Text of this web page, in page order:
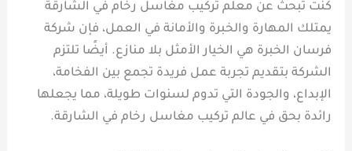
كنت تبحث عن معلم تركيب مغاسل رخام في الشارقة
يمتلك المهارة والخبرة والأمانة في العمل، فإن شركة
فرسان الخبرة هي الخيار الأمثل بلا منازع. أيضًا تلتزم
الشركة بتقديم تجربة عمل فريدة تجمع بين الفخامة،
الإبداع، والجودة التي تدوم لسنوات طويلة، مما يجعلها
رائدة بحق في عالم تركيب مغاسل رخام في الشارقة.